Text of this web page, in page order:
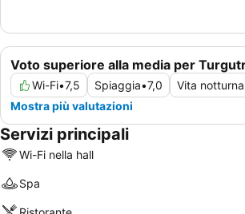
Voto superiore alla media per
Wi-Fi•7,5 Spiaggia•7,0 Vita notturna
Mostra più valutazioni
Servizi principali
Wi-Fi nella hall
Spa